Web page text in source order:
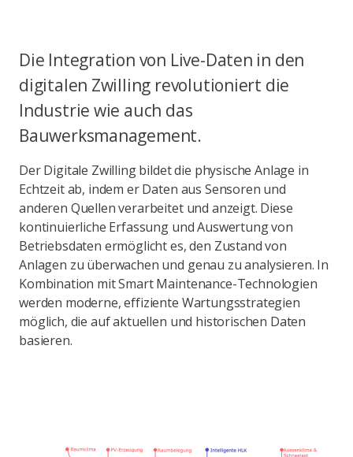
Die Integration von Live-Daten in den
digitalen Zwilling revolutioniert die
Industrie wie auch das
Bauwerksmanagement.
Der Digitale Zwilling bildet die physische Anlage in
Echtzeit ab, indem er Daten aus Sensoren und
anderen Quellen verarbeitet und anzeigt. Diese
kontinuierliche Erfassung und Auswertung von
Betriebsdaten ermöglicht es, den Zustand von
Anlagen zu überwachen und genau zu analysieren. In
Kombination mit Smart Maintenance-Technologien
werden moderne, effiziente Wartungsstrategien
möglich, die auf aktuellen und historischen Daten
basieren.